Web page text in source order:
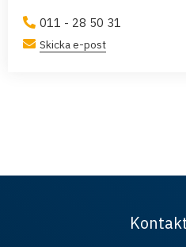
011 - 28 50 31
Skicka e-post